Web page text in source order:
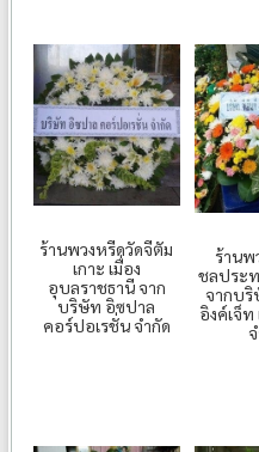
ร้านพวงหรีดวัดจีตัม
เกาะ เมื่อง
อุบลราชธานี จาก
บริษัท อิซปาล
คอร์ปอเรชั่น จำกัด
ร้านพ
ชลประ
จากบ
อิงค์เจ็ท